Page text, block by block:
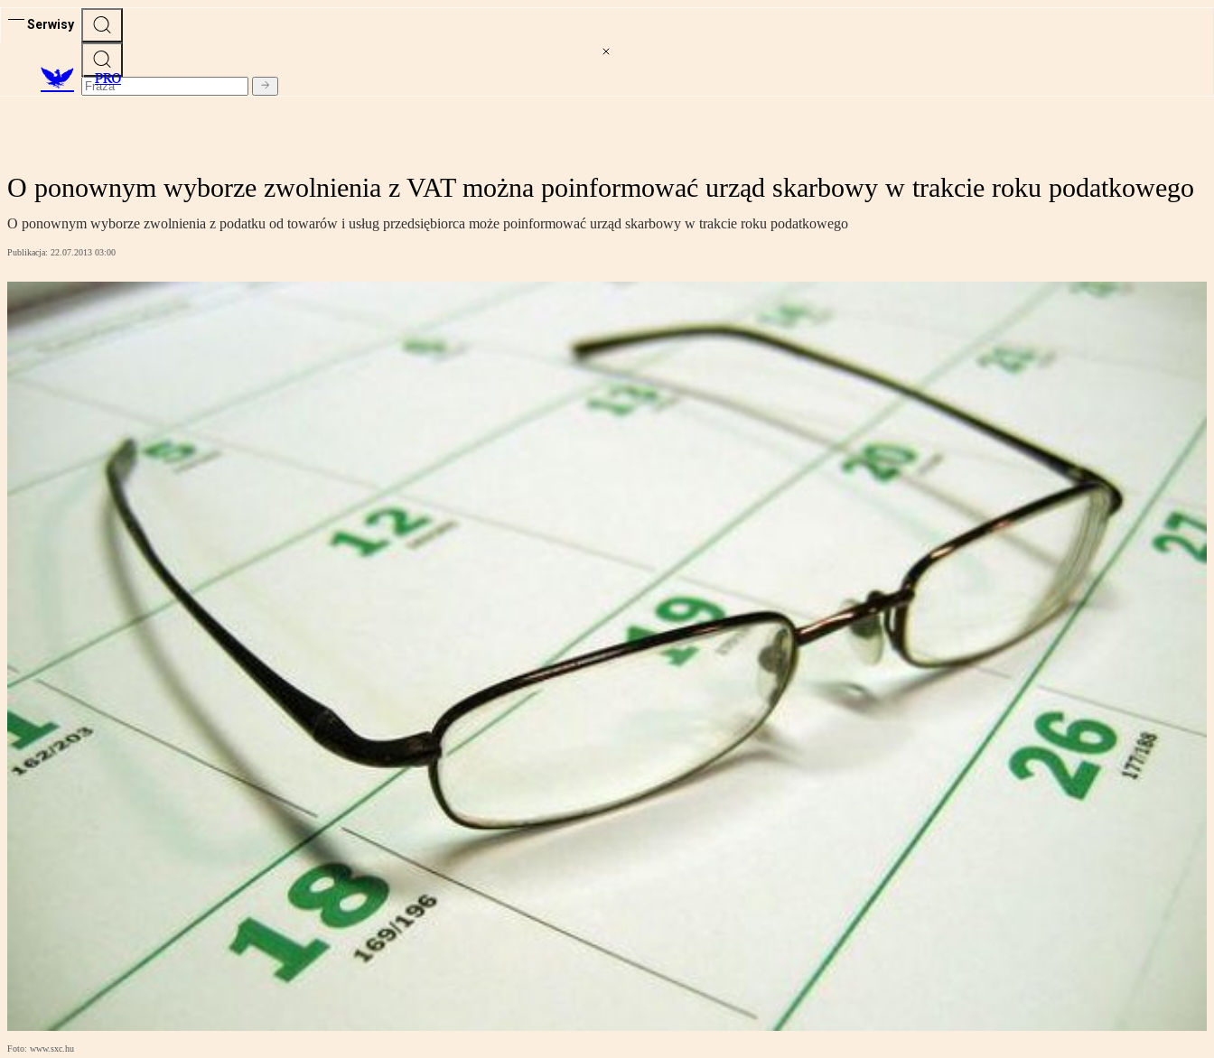
Serwisy
PRO
O ponownym wyborze zwolnienia z VAT można poinformować urząd skarbowy w trakcie roku podatkowego
O ponownym wyborze zwolnienia z podatku od towarów i usług przedsiębiorca może poinformować urząd skarbowy w trakcie roku podatkowego
Publikacja: 22.07.2013 03:00
Foto: www.sxc.hu